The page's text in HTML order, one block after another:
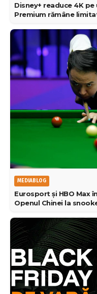
Disney+ readuce 4K
Premium rămâne
MEDIABLOG
Eurosport și HBO Max
Openul Chinei la